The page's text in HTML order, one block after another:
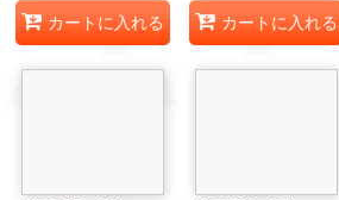
カートに入れる カートに入れる